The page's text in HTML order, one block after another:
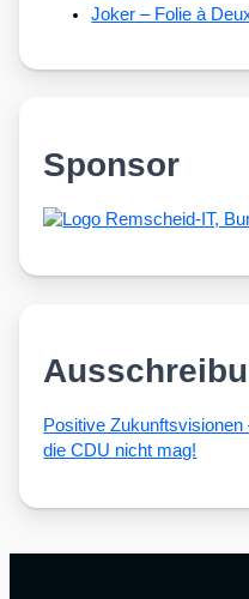
Joker – Folie à
Sponsor
Posi­ti­ve
die CDU nicht mag!